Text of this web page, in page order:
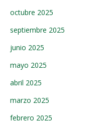
octubre 2025
septiembre 2025
junio 2025
mayo 2025
abril 2025
marzo 2025
febrero 2025